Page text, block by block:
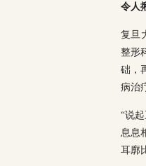
令人
复旦
整形
础，
病治
“说
息息
耳廓